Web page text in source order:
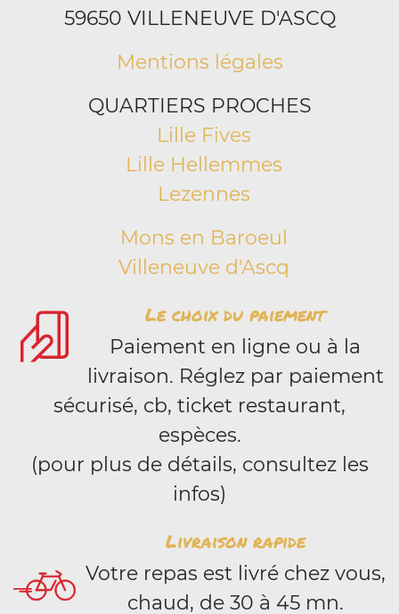
59650 VILLENEUVE D'ASCQ
Mentions légales
QUARTIERS PROCHES
Lille Fives
Lille Hellemmes
Lezennes
Mons en Baroeul
Villeneuve d'Ascq
Le choix du paiement
Paiement en ligne ou à la
livraison. Réglez par paiement
sécurisé, cb, ticket restaurant,
espèces.
(pour plus de détails, consultez les
infos)
Livraison rapide
Votre repas est livré chez vous,
chaud, de 30 à 45 mn.